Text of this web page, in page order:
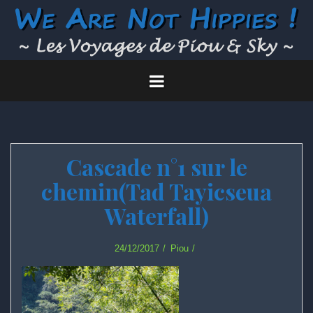
Skip
Cascade n°1 sur le
chemin(Tad Tayicseua
Waterfall)
24/12/2017 Piou